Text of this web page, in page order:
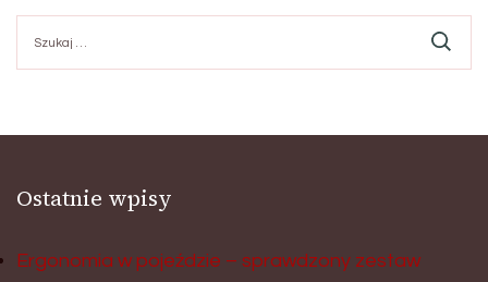
Ostatnie wpisy
Ergonomia w pojeździe – sprawdzony zestaw